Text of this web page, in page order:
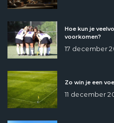
Hoe kun je
voorkomen?
17 december
Zo win je een
11 december